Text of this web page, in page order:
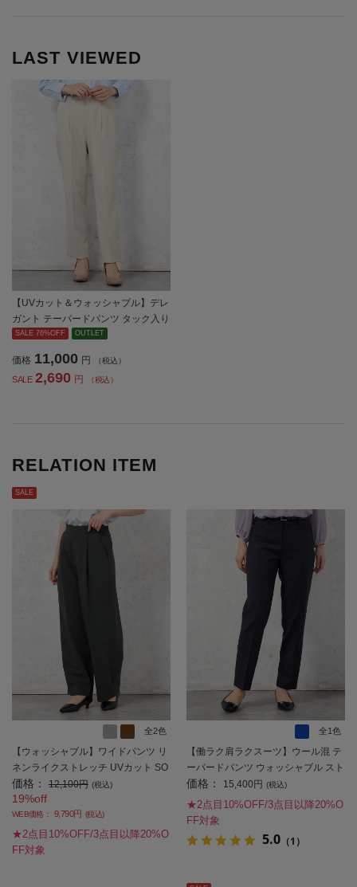
LAST VIEWED
【UVカット＆ウォッシャブル】デレ
ガント テーパードパンツ タック入り
ストレッチ 無地 SOFFICE 【レディ
SALE 76%OFF OUTLET
価格 11,000 円 （税込）
SALE 2,690 円 （税込）
RELATION ITEM
SALE
全2色
【ウォッシャブル】ワイドパンツ リ
ネンライクストレッチ UVカット SO
FFICE 春夏【レディース】
価格： 12,100円 (税込)
19%off
WEB価格： 9,790円 (税込)
★2点目10%OFF/3点目以降20%O
FF対象
全1色
【働ラク肩ラクスーツ】ウール混 テ
ーパードパンツ ウォッシャブル スト
レッチ S＆M WHITE 秋冬【レディー
ス】
価格： 15,400円 (税込)
★2点目10%OFF/3点目以降20%O
FF対象
5.0 （1）